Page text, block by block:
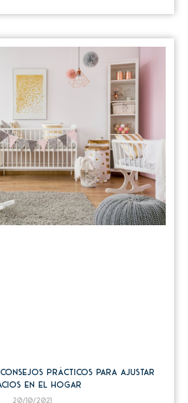
Consejos prácticos para ajustar
en el hogar
20/10/2021